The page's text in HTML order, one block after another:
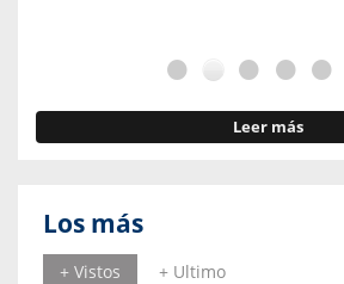
Leer más
Los más
+ Vistos
+ Ultimo